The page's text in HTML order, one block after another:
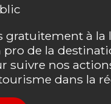
gratuitement à la
de la
suivre nos
dans la